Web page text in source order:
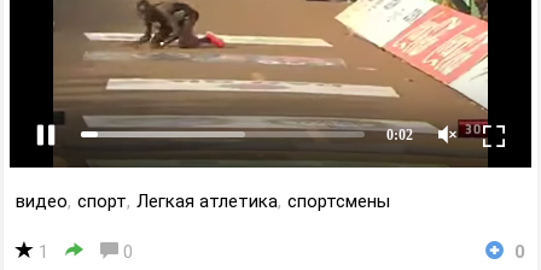
видео, спорт, Легкая атлетика, спортсмены
1 0 0